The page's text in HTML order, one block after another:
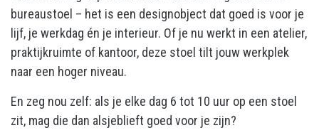
bureaustoel – het is een designobject dat goed is voor je
lijf, je werkdag én je interieur. Of je nu werkt in een atelier,
praktijkruimte of kantoor, deze stoel tilt jouw werkplek
naar een hoger niveau.
En zeg nou zelf: als je elke dag 6 tot 10 uur op een stoel
zit, mag die dan alsjeblieft goed voor je zijn?